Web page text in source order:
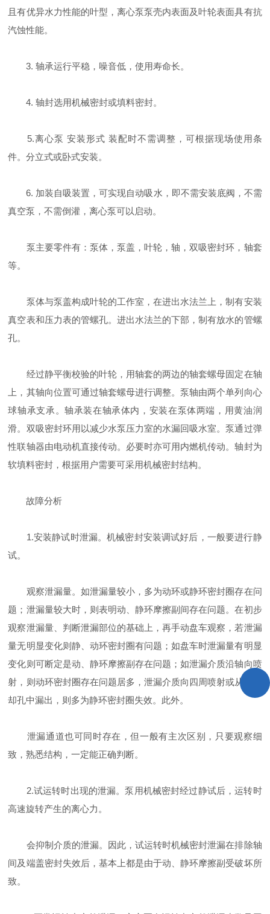
且有优异水力性能的叶型，离心泵泵壳内表面及叶轮表面具有抗
汽蚀性能。
3. 轴承运行平稳，噪音低，使用寿命长。
4. 轴封选用机械密封或填料密封。
5.离心泵 安装形式 装配时不需调整，可根据现场使用条
件。分立式或卧式安装。
6. 加装自吸装置，可实现自动吸水，即不需安装底阀，不需
真空泵，不需倒灌，离心泵可以启动。
泵主要零件有：泵体，泵盖，叶轮，轴，双吸密封环，轴套
等。
泵体与泵盖构成叶轮的工作室，在进出水法兰上，制有安装
真空表和压力表的管螺孔。进出水法兰的下部，制有放水的管螺
孔。
经过静平衡校验的叶轮，用轴套的两边的轴套螺母固定在轴
上，其轴向位置可通过轴套螺母进行调整。泵轴由两个单列向心
球轴承支承。轴承装在轴承体内，安装在泵体两端，用黄油润
滑。双吸密封环用以减少水泵压力室的水漏回吸水室。泵通过弹
性联轴器由电动机直接传动。必要时亦可用内燃机传动。轴封为
软填料密封，根据用户需要可采用机械密封结构。
故障分析
1.安装静试时泄漏。机械密封安装调试好后，一般要进行静
试。
观察泄漏量。如泄漏量较小，多为动环或静环密封圈存在问
题；泄漏量较大时，则表明动、静环摩擦副间存在问题。在初步
观察泄漏量、判断泄漏部位的基础上，再手动盘车观察，若泄漏
量无明显变化则静、动环密封圈有问题；如盘车时泄漏量有明显
变化则可断定是动、静环摩擦副存在问题；如泄漏介质沿轴向喷
射，则动环密封圈存在问题居多，泄漏介质向四周喷射或从水冷
却孔中漏出，则多为静环密封圈失效。此外。
泄漏通道也可同时存在，但一般有主次区别，只要观察细
致，熟悉结构，一定能正确判断。
2.试运转时出现的泄漏。泵用机械密封经过静试后，运转时
高速旋转产生的离心力。
会抑制介质的泄漏。因此，试运转时机械密封泄漏在排除轴
间及端盖密封失效后，基本上都是由于动、静环摩擦副受破坏所
致。